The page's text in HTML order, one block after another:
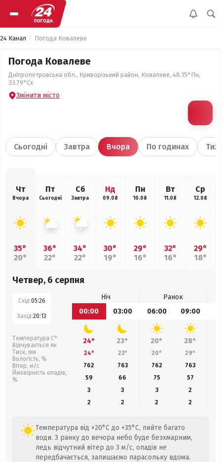
24 Канал Погода Ковалеве
Погода Ковалеве
Дніпропетровська обл., Криворізький район, Ковалеве, 48.15°Пн,
33.79°Сх
Змінити місто
Сьогодні Завтра Вчора По годинах
Чт
Вчора
35°
20°
Пт
Сьогодні
36°
22°
Сб
Завтра
34°
22°
Нд
09.08
30°
19°
Пн
10.08
29°
16°
Вт
11.08
32°
16°
Ср
12.08
29°
18°
Четвер, 6 серпня
Схід:05:26
Захід:20:13
Температура С°
Відчувається як
Тиск, мм
Вологість, %
Вітер, м/с
Ймовірність опадів,
%
Ніч
Ранок
00:00
03:00 06:00 09:00
24° 23° 20° 28°
24° 23° 20° 29°
762
763 762 763
59
66 75 57
3
3 3
2
2
2 2 2
Температура від +20°C до +35°C, пийте багато
води. З ранку до вечора небо буде безхмарним,
ледь відчутний вітер до 3 м/с, опадів не
передбачається, залишаємо парасольку вдома.